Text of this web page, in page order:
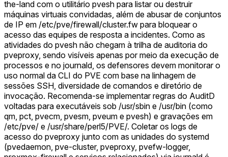
the-land com o utilitário pvesh para listar ou destruir
máquinas virtuais convidadas, além de abusar de conjuntos
de IP em /etc/pve/firewall/cluster.fw para bloquear o
acesso das equipes de resposta a incidentes. Como as
atividades do pvesh não chegam à trilha de auditoria do
pveproxy, sendo visíveis apenas por meio da execução de
processos e no journald, os defensores devem monitorar o
uso normal da CLI do PVE com base na linhagem de
sessões SSH, diversidade de comandos e diretório de
invocação. Recomenda-se implementar regras do AuditD
voltadas para executáveis sob /usr/sbin e /usr/bin (como
qm, pct, pvecm, pvesm, pveum e pvesh) e gravações em
/etc/pve/ e /usr/share/perl5/PVE/. Coletar os logs de
acesso do pveproxy junto com as unidades do systemd
(pvedaemon, pve-cluster, pveproxy, pvefw-logger,